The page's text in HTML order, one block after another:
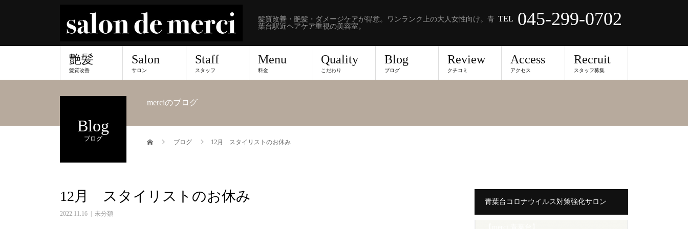
髪質改善・艶髪・ダメージケアが得意。ワンランク上の大人女性向け。青
葉台駅近ヘアケア重視の美容室。
TEL 045-299-0702
艶髪
髪質改善
Salon
サロン
Staff
スタッフ
Menu
料金
Quality
こだわり
Blog
ブログ
Review
クチコミ
Access
アクセス
Recruit
スタッフ募集
Blog
ブログ
merciのブログ
ブログ 12月 スタイリストのお休み
12月 スタイリストのお休み
2022.11.16 未分類
青葉台コロナウイルス対策強化サロン